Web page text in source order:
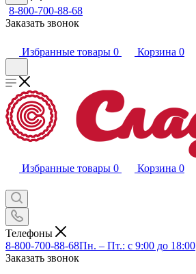
8-800-700-88-68
Заказать звонок
Избранные товары 0 Корзина 0
Избранные товары 0 Корзина 0
Телефоны
8-800-700-88-68Пн. – Пт.: с 9:00 до 18:00
Заказать звонок